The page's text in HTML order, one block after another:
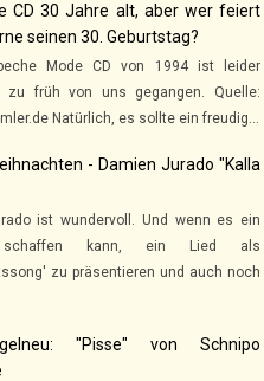
CD 30 Jahre alt, aber wer feiert
seinen 30. Geburtstag?
Mode CD von 1994 ist leider
zu früh von uns gegangen. Quelle:
Natürlich, es sollte ein freudig...
- Damien Jurado "Kalla
ist wundervoll. Und wenn es ein
schaffen kann, ein Lied als
zu präsentieren und auch noch
"Pisse" von Schnipo